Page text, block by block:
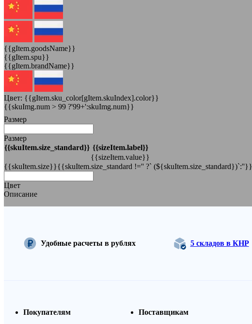
{{gItem.goodsName}}
{{gItem.spu}}
{{gItem.brandName}}
Цвет: {{gItem.sku_color[gItem.skuIndex].color}}
{{skuImg.num > 99 ?'99+':skuImg.num}}
Размер
Размер
{{skuItem.size_standard}} {{sizeItem.label}}
{{sizeItem.value}}
{{skuItem.size}}{{skuItem.size_standard !='' ?` (${skuItem.size_standard})`:''}}
Цвет
Описание
Удобные расчеты в рублях 5 складов в КНР
Покупателям
Поставщикам